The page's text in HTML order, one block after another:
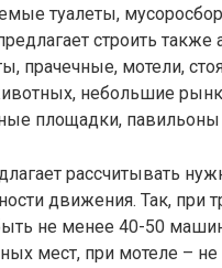
туалеты,
строить
прачечные, мотели,
небольшие
площадки,
рассчитывать
движения. Так,
не менее 40-50
мест, при мотеле –